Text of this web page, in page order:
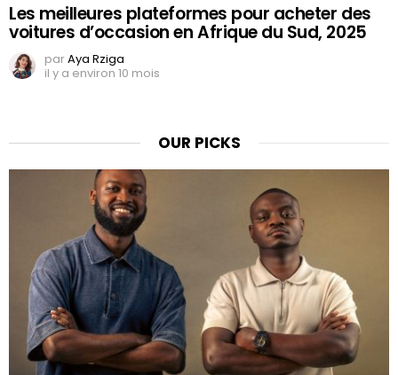
Les meilleures plateformes pour acheter des
voitures d’occasion en Afrique du Sud, 2025
parAya Rziga
il y a environ 10 mois
OUR PICKS